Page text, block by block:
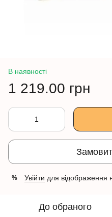
В наявності
1 219.00 грн
% Увійти для відображення
До обраного